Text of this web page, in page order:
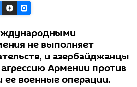
не выполняет
и азербайджанцы
Армении против
ее военные операции.